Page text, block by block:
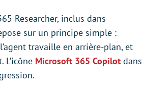
Researcher, inclus dans
sur un principe simple :
travaille en arrière-plan, et
Microsoft 365 Copilot dans